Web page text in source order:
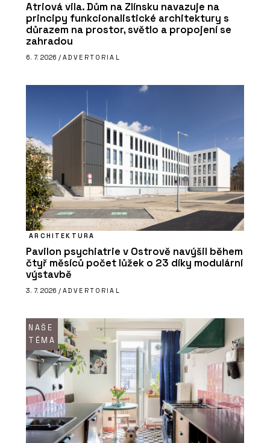
Atriová vila. Dům na Zlínsku navazuje na
principy funkcionalistické architektury s
důrazem na prostor, světlo a propojení se
zahradou
6. 7. 2026 / ADVERTORIAL
ARCHITEKTURA
Pavilon psychiatrie v Ostrově navýšil během
čtyř měsíců počet lůžek o 23 díky modulární
výstavbě
3. 7. 2026 / ADVERTORIAL
NAŠE
TÉMA